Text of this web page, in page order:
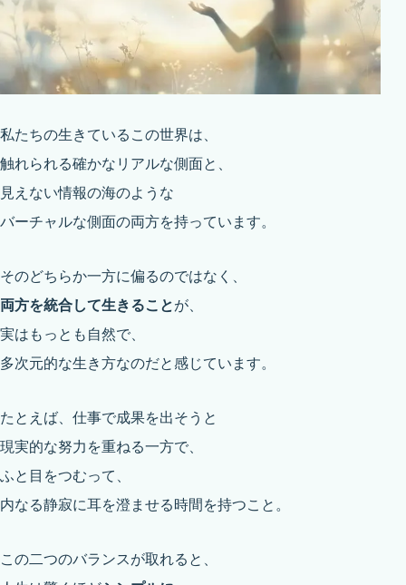
私たちの生きているこの世界は、
触れられる確かなリアルな側面と、
見えない情報の海のような
バーチャルな側面の両方を持っています。
そのどちらか一方に偏るのではなく、
両方を統合して生きることが、
実はもっとも自然で、
多次元的な生き方なのだと感じています。
たとえば、仕事で成果を出そうと
現実的な努力を重ねる一方で、
ふと目をつむって、
内なる静寂に耳を澄ませる時間を持つこと。
この二つのバランスが取れると、